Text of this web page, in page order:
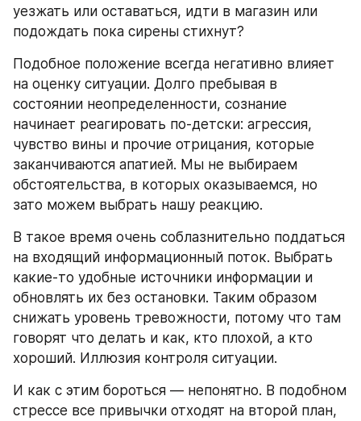
уезжать или оставаться, идти в магазин или
подождать пока сирены стихнут?
Подобное положение всегда негативно влияет
на оценку ситуации. Долго пребывая в
состоянии неопределенности, сознание
начинает реагировать по-детски: агрессия,
чувство вины и прочие отрицания, которые
заканчиваются апатией. Мы не выбираем
обстоятельства, в которых оказываемся, но
зато можем выбрать нашу реакцию.
В такое время очень соблазнительно поддаться
на входящий информационный поток. Выбрать
какие-то удобные источники информации и
обновлять их без остановки. Таким образом
снижать уровень тревожности, потому что там
говорят что делать и как, кто плохой, а кто
хороший. Иллюзия контроля ситуации.
И как с этим бороться — непонятно. В подобном
стрессе все привычки отходят на второй план,